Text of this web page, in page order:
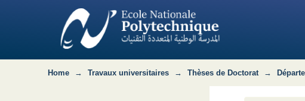
Browsing Département Hydraulique by
Home → Travaux universitaires → Thèses de Doctorat →